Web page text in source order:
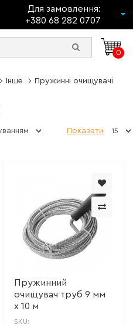
Для замовлення:
+380 68 282 0707
0
Інше Пружинні очищувачі
Показати
Пружинний
очищувач труб 9 мм
х 10 м
SKU: